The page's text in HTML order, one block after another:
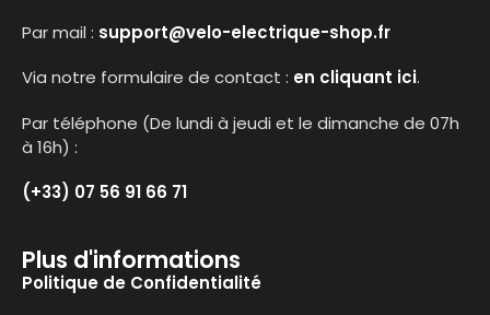
Par mail : support@velo-electrique-shop.fr
Via notre formulaire de contact : en cliquant ici.
Par téléphone (De lundi à jeudi et le dimanche de 07h
à 16h) :
(+33) 07 56 91 66 71
Plus d'informations
Politique de Confidentialité